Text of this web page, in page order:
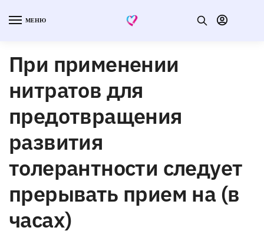
МЕНЮ
При применении
нитратов для
предотвращения
развития
толерантности следует
прерывать прием на (в
часах)